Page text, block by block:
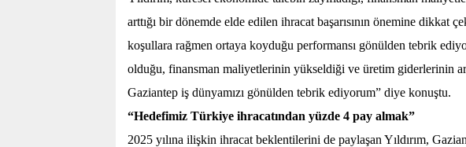
arttığı bir dönemde elde edilen ihracat başarısının önemine dikkat
koşullara rağmen ortaya koyduğu performansı gönülden tebrik
olduğu, finansman maliyetlerinin yükseldiği ve üretim giderlerinin
Gaziantep iş dünyamızı gönülden tebrik ediyorum” diye konuştu.
“Hedefimiz Türkiye ihracatından yüzde 4 pay almak”
2025 yılına ilişkin ihracat beklentilerini de paylaşan Yıldırım,